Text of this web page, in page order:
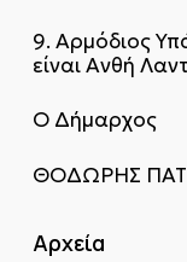
9. Αρμόδιος
είναι Ανθή
Ο Δήμαρχος
ΘΟΔΩΡΗΣ
Αρχεία